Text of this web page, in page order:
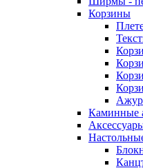
Корзины
Каминные